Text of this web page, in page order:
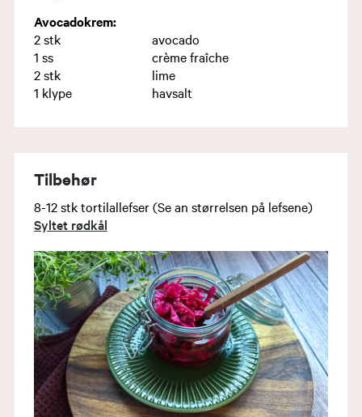
Avocadokrem:
2stk
avocado
1 ss
crème fraîche
2stk
lime
1 klype havsalt
Tilbehør
8-12 stk tortilallefser (Se an størrelsen på lefsene)
Syltet rødkål